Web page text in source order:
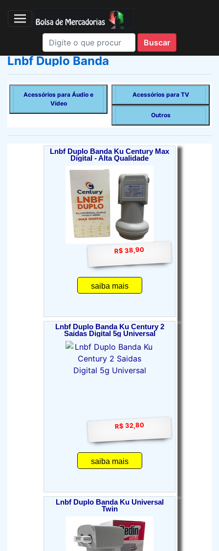
Lnbf Duplo Banda
Acessórios para Áudio e
Vídeo
Acessórios para TV
Outros
Lnbf Duplo Banda Ku Century Max
Digital - Alta Qualidade
R$ 38,90
saiba mais
Lnbf Duplo Banda Ku Century 2
Saidas Digital 5g Universal
R$ 32,80
saiba mais
Lnbf Duplo Banda Ku Universal
Twin